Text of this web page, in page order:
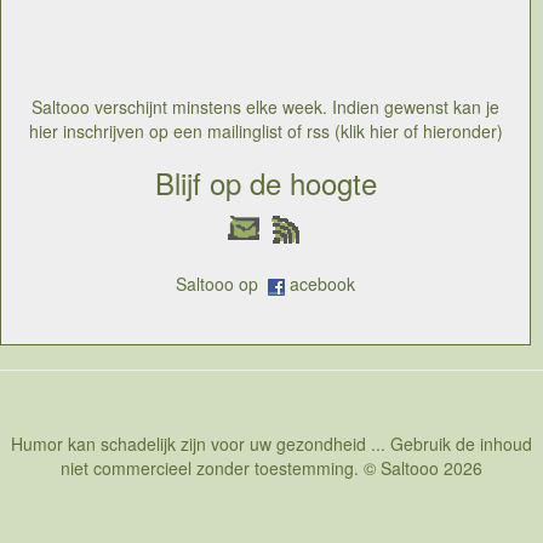
Saltooo verschijnt minstens elke week. Indien gewenst kan je
hier inschrijven op een mailinglist of rss (klik hier of hieronder)
Blijf op de hoogte
Saltooo op acebook
Humor kan schadelijk zijn voor uw gezondheid ... Gebruik de inhoud
niet commercieel zonder toestemming. © Saltooo 2026